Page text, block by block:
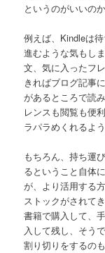
というのがいいの
例えば、Kindleは
進むような気もし
文、気に入ったフ
きればブログ記事
があるところで読
レンスも閲覧も便
ラパラめくれるよ
もちろん、持ち運
るということ自体
が、より活用する
ストックがされて
書籍で購入して、
入して残し、そう
割り切りをするの